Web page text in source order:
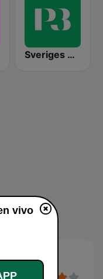
Sveriges Radio P3
vivo